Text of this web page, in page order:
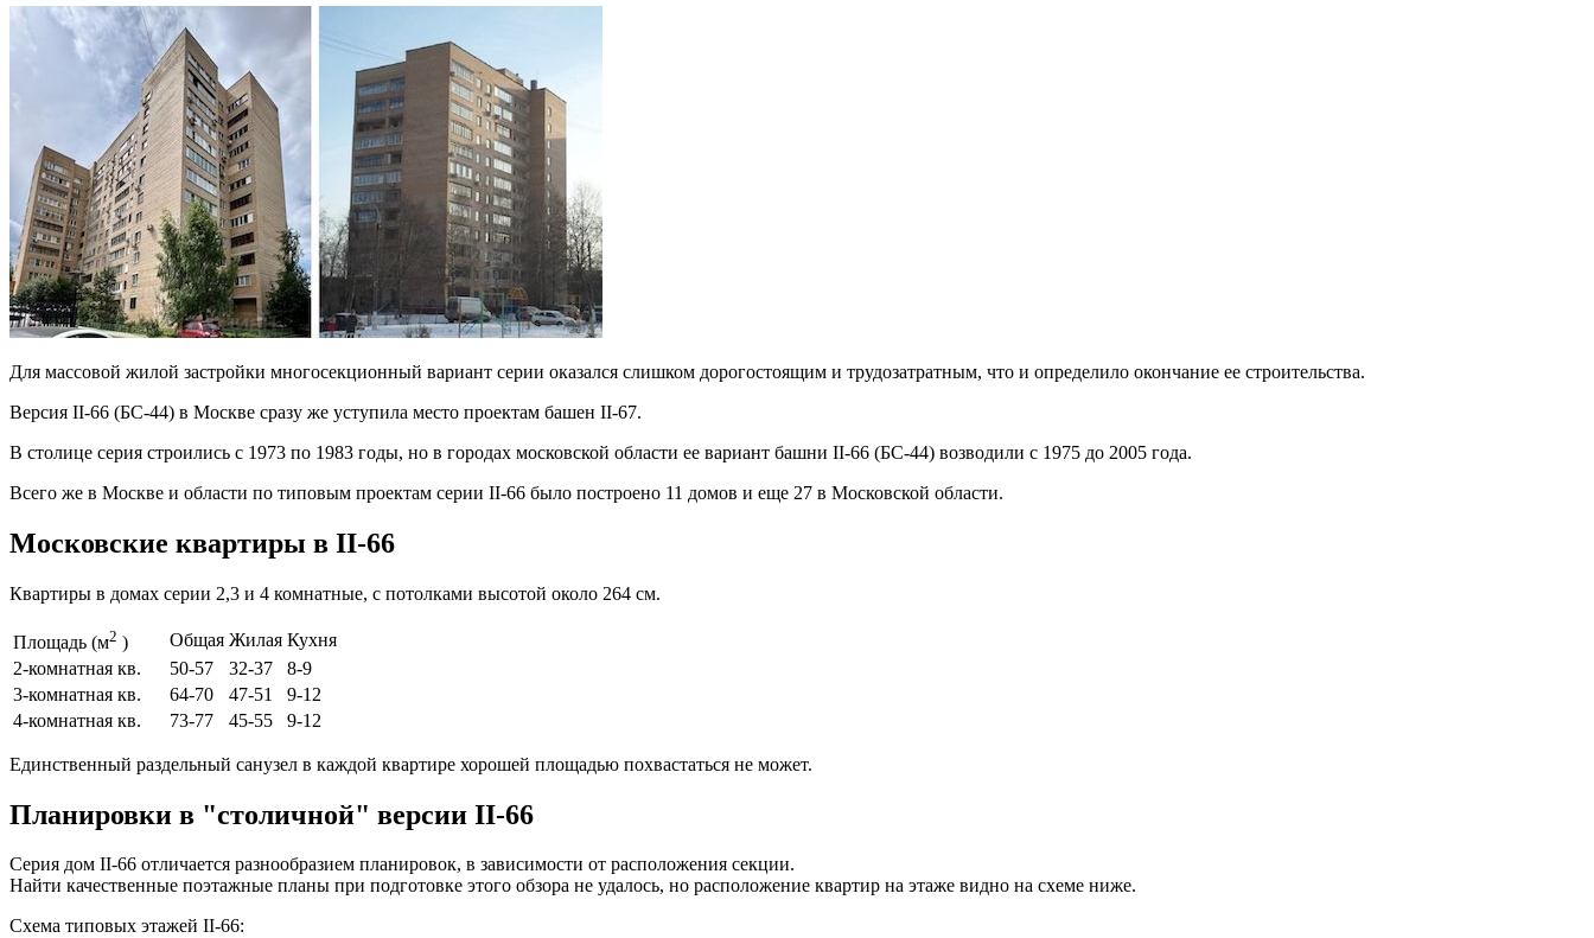
Для массовой жилой застройки многосекционный вариант серии оказался слишком дорогостоящим и трудозатратным, что и определило окончание ее строительства.
Версия II-66 (БС-44) в Москве сразу же уступила место проектам башен II-67.
В столице серия строились с 1973 по 1983 годы, но в городах московской области ее вариант башни II-66 (БС-44) возводили с 1975 до 2005 года.
Всего же в Москве и области по типовым проектам серии II-66 было построено 11 домов и еще 27 в Московской области.
Московские квартиры в II-66
Квартиры в домах серии 2,3 и 4 комнатные, с потолками высотой около 264 см.
Площадь (м2 ) Общая Жилая Кухня
2-комнатная кв.
50-57 32-37
8-9
3-комнатная кв.
64-70 47-51
9-12
4-комнатная кв.
73-77 45-55 9-12
Единственный раздельный санузел в каждой квартире хорошей площадью похвастаться не может.
Планировки в "столичной" версии II-66
Серия дом II-66 отличается разнообразием планировок, в зависимости от расположения секции.
Найти качественные поэтажные планы при подготовке этого обзора не удалось, но расположение квартир на этаже видно на схеме ниже.
Схема типовых этажей II-66: